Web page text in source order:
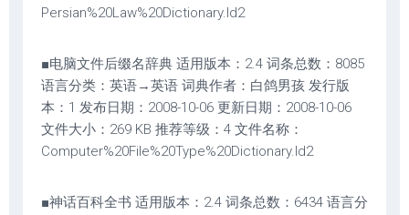
Persian%20Law%20Dictionary.ld2
■电脑文件后缀名辞典 适用版本：2.4 词条总数：8085
语言分类：英语→英语 词典作者：白鸽男孩 发行版
本：1 发布日期：2008-10-06 更新日期：2008-10-06
文件大小：269 KB 推荐等级：4 文件名称：
Computer%20File%20Type%20Dictionary.ld2
■神话百科全书 适用版本：2.4 词条总数：6434 语言分